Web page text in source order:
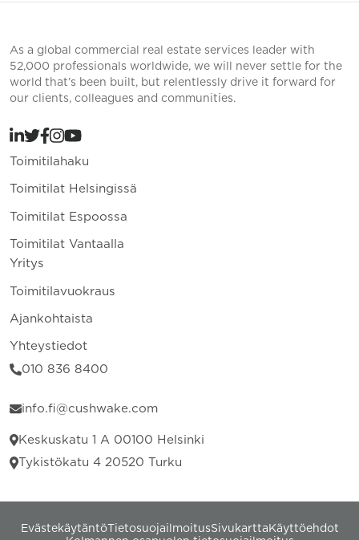
As a global commercial real estate services leader with
52,000 professionals worldwide, we will never settle for the
world that’s been built, but relentlessly drive it forward for
our clients, colleagues and communities.
Toimitilahaku
Toimitilat Helsingissä
Toimitilat Espoossa
Toimitilat Vantaalla
Yritys
Toimitilavuokraus
Ajankohtaista
Yhteystiedot
010 836 8400
info.fi@cushwake.com
Keskuskatu 1 A 00100 Helsinki
Tykistökatu 4 20520 Turku
EvästekäytäntöTietosuojailmoitusSivukartta Käyttöehdot